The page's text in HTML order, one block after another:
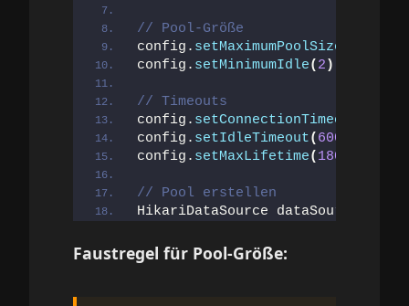
// Pool-Größe
config. setMaximumPoolSize
config. setMinimumIdle( 2 )
// Timeouts
config. setConnectionTimeout
config. setIdleTimeout( 600000
config. setMaxLifetime( 1800000
// Pool erstellen
HikariDataSource dataSource =
Faustregel für Pool-Größe: